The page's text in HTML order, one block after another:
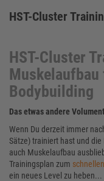
HST-Cluster
HST-Cluster
Muskelaufbau
Bodybuilding
Das etwas andere
Wenn Du derzeit immer
Sätze) trainiert hast und
auch Muskelaufbau
Trainingsplan zum
ein neues Level zu heben...